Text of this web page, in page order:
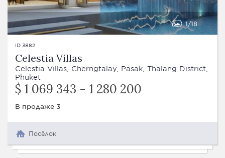
1 18
ID 3882
Celestia Villas
Celestia Villas, Cherngtalay, Pasak, Thalang District,
Phuket
$ 1 069 343 - 1 280 200
В продаже 3
Посёлок